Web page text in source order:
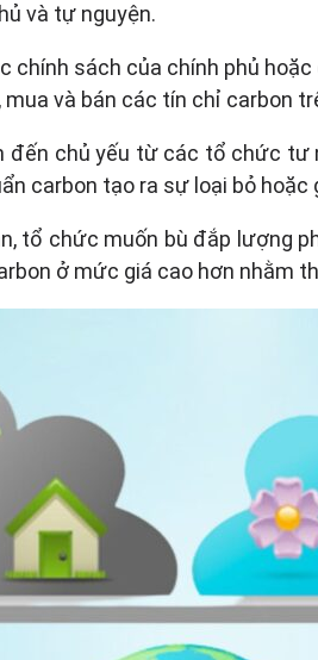
và tự nguyện.
sách của chính phủ hoặc
và bán các tín chỉ carbon
chủ yếu từ các tổ chức
carbon tạo ra sự loại bỏ hoặc
tổ chức muốn bù đắp lượng
ở mức giá cao hơn nhằm